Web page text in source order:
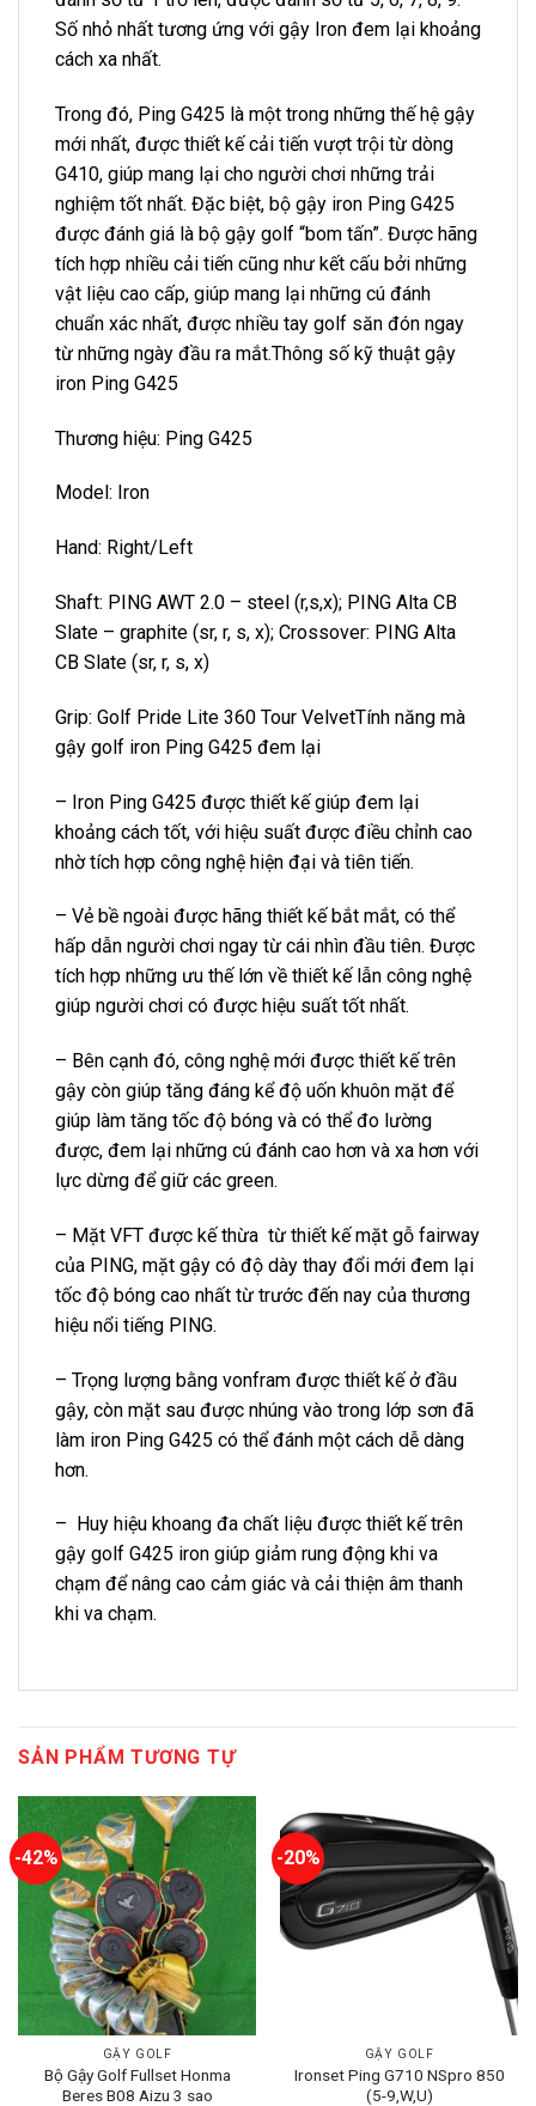
Số nhỏ nhất tương ứng với gậy Iron đem lại khoảng
cách xa nhất.
Trong đó, Ping G425 là một trong những thế hệ gậy
mới nhất, được thiết kế cải tiến vượt trội từ dòng
G410, giúp mang lại cho người chơi những trải
nghiệm tốt nhất. Đặc biệt, bộ gậy iron Ping G425
được đánh giá là bộ gậy golf “bom tấn”. Được hãng
tích hợp nhiều cải tiến cũng như kết cấu bởi những
vật liệu cao cấp, giúp mang lại những cú đánh
chuẩn xác nhất, được nhiều tay golf săn đón ngay
từ những ngày đầu ra mắt.Thông số kỹ thuật gậy
iron Ping G425
Thương hiệu: Ping G425
Model: Iron
Hand: Right/Left
Shaft: PING AWT 2.0 – steel (r,s,x); PING Alta CB
Slate – graphite (sr, r, s, x); Crossover: PING Alta
CB Slate (sr, r, s, x)
Grip: Golf Pride Lite 360 Tour VelvetTính năng mà
gậy golf iron Ping G425 đem lại
– Iron Ping G425 được thiết kế giúp đem lại
khoảng cách tốt, với hiệu suất được điều chỉnh cao
nhờ tích hợp công nghệ hiện đại và tiên tiến.
– Vẻ bề ngoài được hãng thiết kế bắt mắt, có thể
hấp dẫn người chơi ngay từ cái nhìn đầu tiên. Được
tích hợp những ưu thế lớn về thiết kế lẫn công nghệ
giúp người chơi có được hiệu suất tốt nhất.
– Bên cạnh đó, công nghệ mới được thiết kế trên
gậy còn giúp tăng đáng kể độ uốn khuôn mặt để
giúp làm tăng tốc độ bóng và có thể đo lường
được, đem lại những cú đánh cao hơn và xa hơn với
lực dừng để giữ các green.
– Mặt VFT được kế thừa từ thiết kế mặt gỗ fairway
của PING, mặt gậy có độ dày thay đổi mới đem lại
tốc độ bóng cao nhất từ ​​trước đến nay của thương
hiệu nổi tiếng PING.
– Trọng lượng bằng vonfram được thiết kế ở đầu
gậy, còn mặt sau được nhúng vào trong lớp sơn đã
làm iron Ping G425 có thể đánh một cách dễ dàng
hơn.
– Huy hiệu khoang đa chất liệu được thiết kế trên
gậy golf G425 iron giúp giảm rung động khi va
chạm để nâng cao cảm giác và cải thiện âm thanh
khi va chạm.
SẢN PHẨM TƯƠNG TỰ
-42%
GẬY GOLF
Bộ Gậy Golf Fullset Honma
Beres B08 Aizu 3 sao
-20%
GẬY GOLF
Ironset Ping G710 NSpro 850
(5-9,W,U)